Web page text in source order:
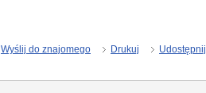
Wyślij do znajomego Drukuj Udostępnij